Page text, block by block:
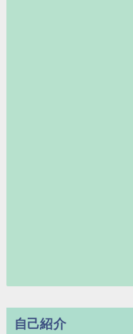
自己紹介